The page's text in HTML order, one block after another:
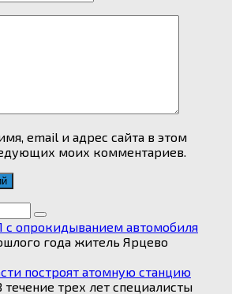
email и адрес сайта в этом
моих комментариев.
с опрокидыванием автомобиля
года житель Ярцево
построят атомную станцию
трех лет специалисты